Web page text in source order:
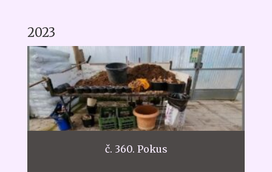
2023
č. 360. Pokus